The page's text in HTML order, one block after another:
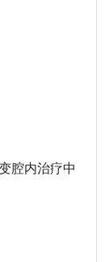
腔内治疗中